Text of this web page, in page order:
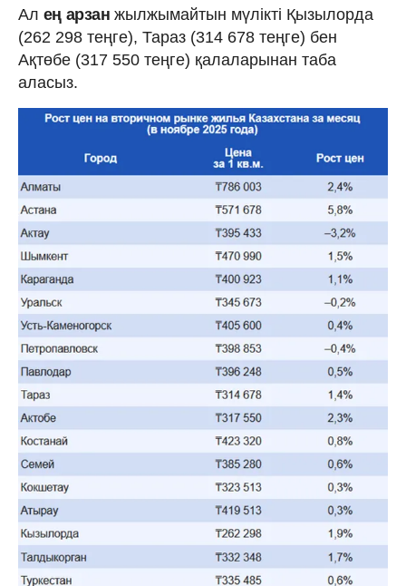
Ал ең арзанжылжымайтын мүлікті Қызылорда
(262 298 теңге), Тараз (314 678 теңге) бен
Ақтөбе (317 550 теңге) қалаларынан таба
аласыз.